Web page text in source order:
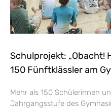
Schulprojekt: „Obacht!
150 Fünftklässler am
Mehr als 150 Schülerinnen
Jahrgangsstufe des